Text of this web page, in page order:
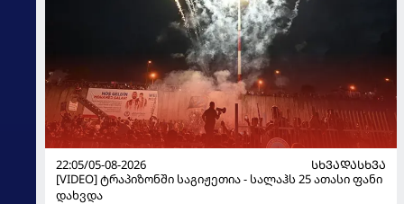
22:05/05-08-2026
ᲡᲮᲕᲐᲓᲐᲡᲮᲕᲐ
[VIDEO] ტრაპიზონში საგიჟეთია - სალაჰს 25 ათასი ფანი
დახვდა